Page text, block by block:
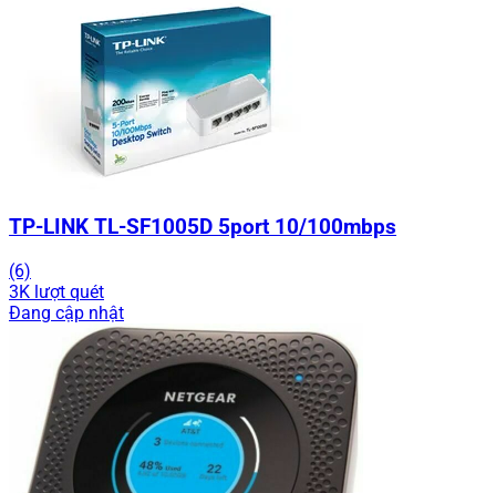
TP-LINK TL-SF1005D 5port 10/100mbps
(6)
3K lượt quét
Đang cập nhật